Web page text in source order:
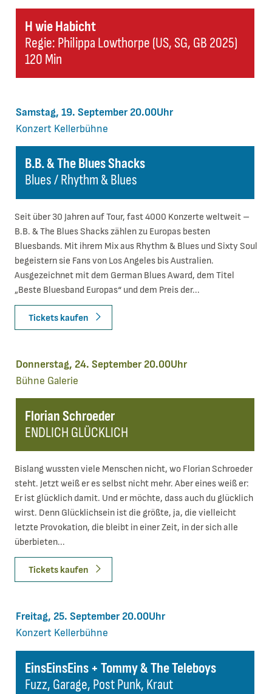
H wie Habicht
Regie: Philippa Lowthorpe (US, SG, GB 2025)
120 Min
B.B. & The Blues Shacks
Blues / Rhythm & Blues
Samstag, 19. September 20.00Uhr
Konzert Kellerbühne
Seit über 30 Jahren auf Tour, fast 4000 Konzerte weltweit –
B.B. & The Blues Shacks zählen zu Europas besten
Bluesbands. Mit ihrem Mix aus Rhythm & Blues und Sixty Soul
begeistern sie Fans von Los Angeles bis Australien.
Ausgezeichnet mit dem German Blues Award, dem Titel
„Beste Bluesband Europas“ und dem Preis der...
Tickets kaufen
Florian Schroeder
ENDLICH GLÜCKLICH
Donnerstag, 24. September 20.00Uhr
Bühne Galerie
Bislang wussten viele Menschen nicht, wo Florian Schroeder
steht. Jetzt weiß er es selbst nicht mehr. Aber eines weiß er:
Er ist glücklich damit. Und er möchte, dass auch du glücklich
wirst. Denn Glücklichsein ist die größte, ja, die vielleicht
letzte Provokation, die bleibt in einer Zeit, in der sich alle
überbieten...
Tickets kaufen
EinsEinsEins + Tommy & The Teleboys
Fuzz, Garage, Post Punk, Kraut
Freitag, 25. September 20.00Uhr
Konzert Kellerbühne